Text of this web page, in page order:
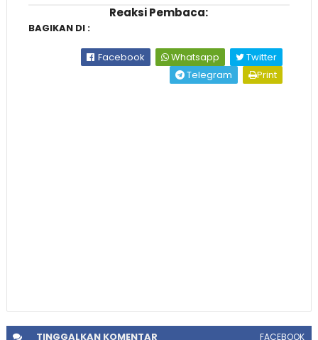
Reaksi Pembaca:
BAGIKAN DI :
Facebook Whatsapp
Twitter
Telegram
Print
TINGGALKANKOMENTAR FACEBOOK